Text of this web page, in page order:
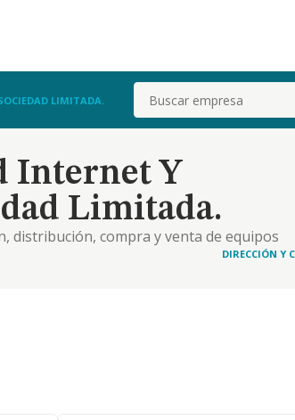
LIMITADA. Buscar
Internet Y
Limitada.
distribución, compra y venta de equipos
maquinaria, material de oficina yDIRECCIÓN Y